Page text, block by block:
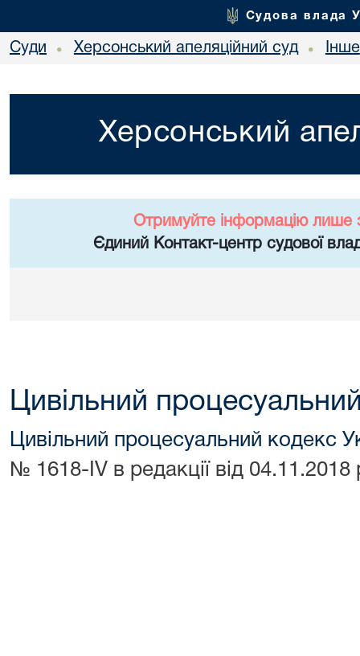
Судова влада
Суди • Херсонський апеляційний суд • Інше
Херсонський
Отримуйте інформацію лише
Єдиний Контакт-центр судової
Цивільний
Цивільний процесуальний кодекс
№ 1618-IV в редакції від